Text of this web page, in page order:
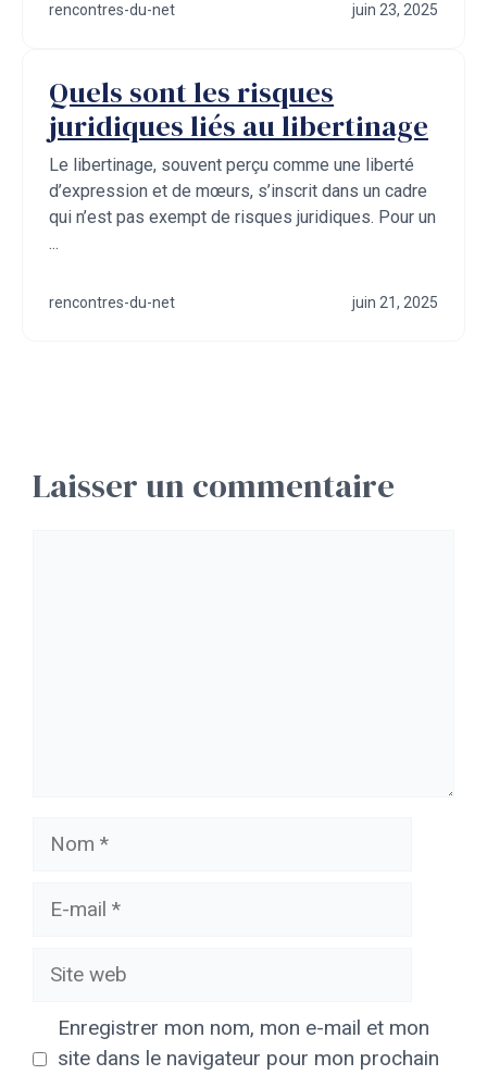
rencontres-du-net juin 23, 2025
Quels sont les risques
juridiques liés au libertinage
Le libertinage, souvent perçu comme une liberté
d’expression et de mœurs, s’inscrit dans un cadre
qui n’est pas exempt de risques juridiques. Pour un
...
rencontres-du-net juin 21, 2025
Laisser un commentaire
Nom
Site
Enregistrer mon nom, mon e-mail et mon
site dans le navigateur pour mon prochain